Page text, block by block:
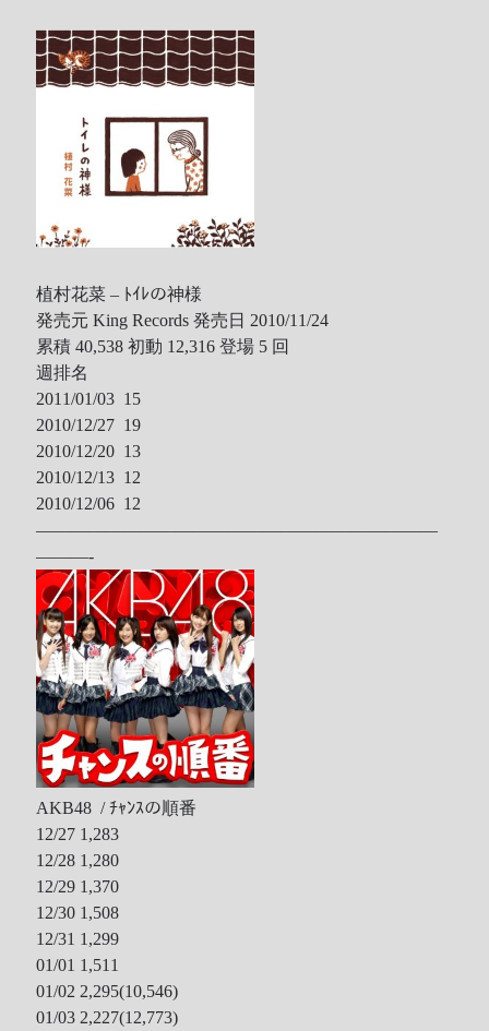
植村花菜 – ﾄｲﾚの神様
発売元 King Records 発売日 2010/11/24
累積 40,538 初動 12,316 登場 5 回
週排名
2011/01/03 15
2010/12/27 19
2010/12/20 13
2010/12/13 12
2010/12/06 12
———————————————————————
———-
AKB48 / ﾁｬﾝｽの順番
12/27 1,283
12/28 1,280
12/29 1,370
12/30 1,508
12/31 1,299
01/01 1,511
01/02 2,295(10,546)
01/03 2,227(12,773)